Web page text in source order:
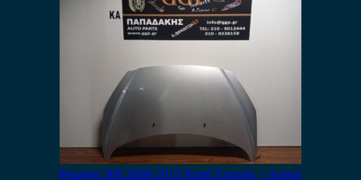
Peugeot 308 2008-2013 Καπό Εμπρός – Ασημί